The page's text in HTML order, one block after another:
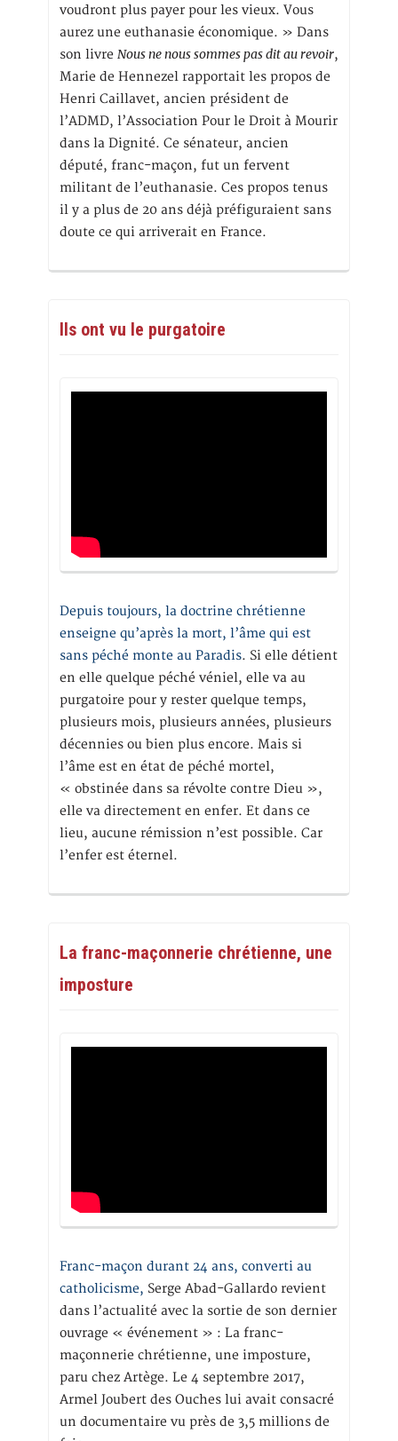
voudront plus payer pour les vieux. Vous
aurez une euthanasie économique. » Dans
son livre Nous ne nous sommes pas dit au revoir,
Marie de Hennezel rapportait les propos de
Henri Caillavet, ancien président de
l’ADMD, l’Association Pour le Droit à Mourir
dans la Dignité. Ce sénateur, ancien
député, franc-maçon, fut un fervent
militant de l’euthanasie. Ces propos tenus
il y a plus de 20 ans déjà préfiguraient sans
doute ce qui arriverait en France.
Ils ont vu le purgatoire
Depuis toujours, la doctrine chrétienne
enseigne qu’après la mort, l’âme qui est
sans péché monte au Paradis. Si elle détient
en elle quelque péché véniel, elle va au
purgatoire pour y rester quelque temps,
plusieurs mois, plusieurs années, plusieurs
décennies ou bien plus encore. Mais si
l’âme est en état de péché mortel,
« obstinée dans sa révolte contre Dieu »,
elle va directement en enfer. Et dans ce
lieu, aucune rémission n’est possible. Car
l’enfer est éternel.
La franc-maçonnerie chrétienne, une
imposture
Franc-maçon durant 24 ans, converti au
catholicisme, Serge Abad-Gallardo revient
dans l’actualité avec la sortie de son dernier
ouvrage « événement » : La franc-
maçonnerie chrétienne, une imposture,
paru chez Artège. Le 4 septembre 2017,
Armel Joubert des Ouches lui avait consacré
un documentaire vu près de 3,5 millions de